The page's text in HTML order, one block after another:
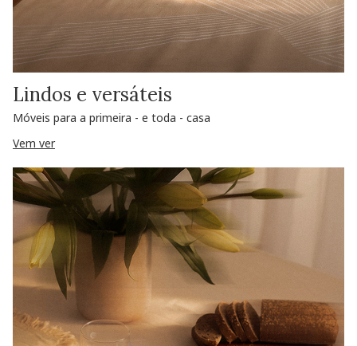
Lindos e versáteis
Móveis para a primeira - e toda - casa
Vem ver